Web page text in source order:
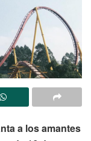
a los amantes